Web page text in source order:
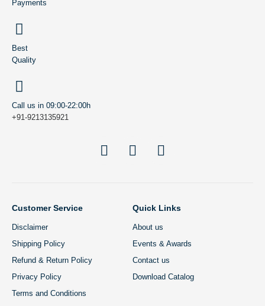
Payments
Best
Quality
Call us in 09:00-22:00h
+91-9213135921
Customer Service
Disclaimer
Shipping Policy
Refund & Return Policy
Privacy Policy
Terms and Conditions
Quick Links
About us
Events & Awards
Contact us
Download Catalog